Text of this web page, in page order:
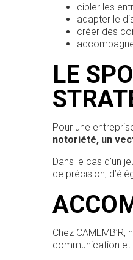
cibler les
adapter le
créer des
LE
Pour une
notoriété, un
Dans le cas d’un
de précision,
Chez
communication et